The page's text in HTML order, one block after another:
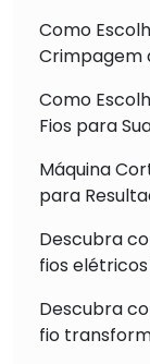
Como
Crimpagem
Como
Fios para
Máquina
para
Descubra
fios
Descubra
fio